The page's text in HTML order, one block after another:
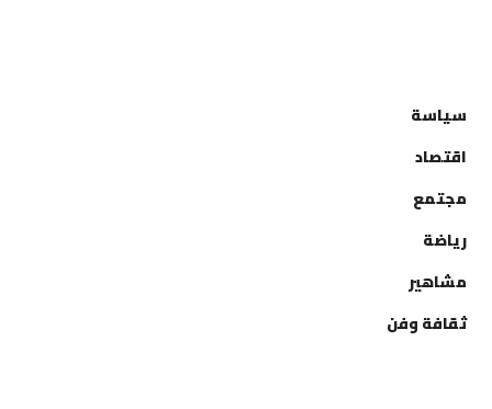
سياسة
اقتصاد
مجتمع
رياضة
مشاهير
ثقافة وفن